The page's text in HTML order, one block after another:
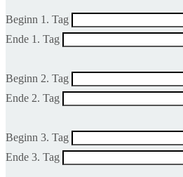
Beginn 1. Tag
Ende 1. Tag
Beginn 2. Tag
Ende 2. Tag
Beginn 3. Tag
Ende 3. Tag